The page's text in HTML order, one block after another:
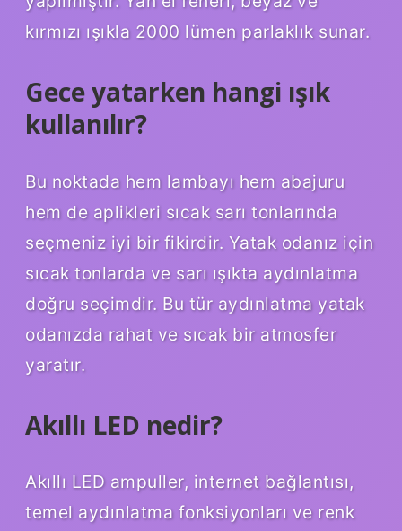
kırmızı ışıkla 2000 lümen parlaklık sunar.
Gece yatarken hangi ışık
kullanılır?
Bu noktada hem lambayı hem abajuru
hem de aplikleri sıcak sarı tonlarında
seçmeniz iyi bir fikirdir. Yatak odanız için
sıcak tonlarda ve sarı ışıkta aydınlatma
doğru seçimdir. Bu tür aydınlatma yatak
odanızda rahat ve sıcak bir atmosfer
yaratır.
Akıllı LED nedir?
Akıllı LED ampuller, internet bağlantısı,
temel aydınlatma fonksiyonları ve renk